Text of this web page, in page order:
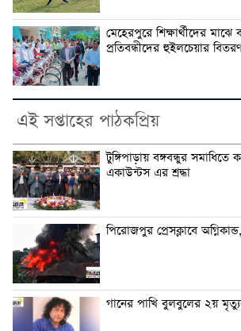
মেহেরপুরে শিক্ষার্থীদের
প্রতিবন্ধীদের হুইলচেয়ার
এই সপ্তাহের পাঠকপ্রিয়
টুঙ্গিপাড়ায় বঙ্গবন্ধুর
একাউন্টস এর শ্রদ্ধা
পিরোজপুর প্রেসক্লাবে
গানের পাখি বুলবুলের ২য়